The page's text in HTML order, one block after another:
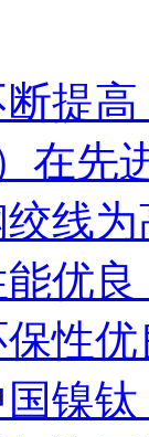
提
在先
线
优
性
镍